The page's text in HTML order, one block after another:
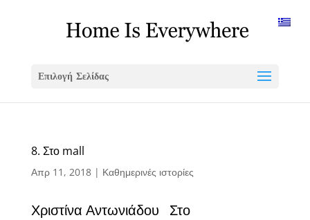
Επιλογή Σελίδας
8. Στο mall
Απρ 11, 2018| Καθημερινές ιστορίες
Χριστίνα Αντωνιάδου Στο